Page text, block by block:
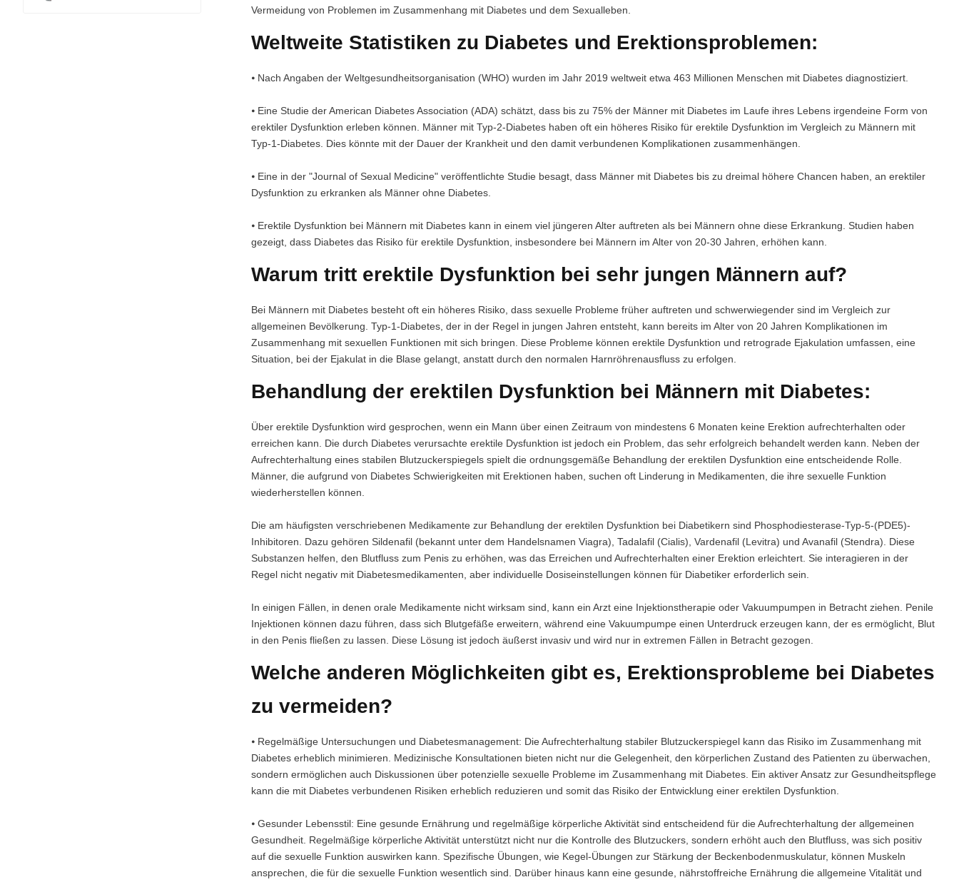
Vermeidung von Problemen im Zusammenhang mit Diabetes und dem Sexualleben.
Weltweite Statistiken zu Diabetes und Erektionsproblemen:
⦁ Nach Angaben der Weltgesundheitsorganisation (WHO) wurden im Jahr 2019 weltweit etwa 463 Millionen Menschen mit Diabetes diagnostiziert.
⦁ Eine Studie der American Diabetes Association (ADA) schätzt, dass bis zu 75% der Männer mit Diabetes im Laufe ihres Lebens irgendeine Form von
erektiler Dysfunktion erleben können. Männer mit Typ-2-Diabetes haben oft ein höheres Risiko für erektile Dysfunktion im Vergleich zu Männern mit
Typ-1-Diabetes. Dies könnte mit der Dauer der Krankheit und den damit verbundenen Komplikationen zusammenhängen.
⦁ Eine in der "Journal of Sexual Medicine" veröffentlichte Studie besagt, dass Männer mit Diabetes bis zu dreimal höhere Chancen haben, an erektiler
Dysfunktion zu erkranken als Männer ohne Diabetes.
⦁ Erektile Dysfunktion bei Männern mit Diabetes kann in einem viel jüngeren Alter auftreten als bei Männern ohne diese Erkrankung. Studien haben
gezeigt, dass Diabetes das Risiko für erektile Dysfunktion, insbesondere bei Männern im Alter von 20-30 Jahren, erhöhen kann.
Warum tritt erektile Dysfunktion bei sehr jungen Männern auf?
Bei Männern mit Diabetes besteht oft ein höheres Risiko, dass sexuelle Probleme früher auftreten und schwerwiegender sind im Vergleich zur
allgemeinen Bevölkerung. Typ-1-Diabetes, der in der Regel in jungen Jahren entsteht, kann bereits im Alter von 20 Jahren Komplikationen im
Zusammenhang mit sexuellen Funktionen mit sich bringen. Diese Probleme können erektile Dysfunktion und retrograde Ejakulation umfassen, eine
Situation, bei der Ejakulat in die Blase gelangt, anstatt durch den normalen Harnröhrenausfluss zu erfolgen.
Behandlung der erektilen Dysfunktion bei Männern mit Diabetes:
Über erektile Dysfunktion wird gesprochen, wenn ein Mann über einen Zeitraum von mindestens 6 Monaten keine Erektion aufrechterhalten oder
erreichen kann. Die durch Diabetes verursachte erektile Dysfunktion ist jedoch ein Problem, das sehr erfolgreich behandelt werden kann. Neben der
Aufrechterhaltung eines stabilen Blutzuckerspiegels spielt die ordnungsgemäße Behandlung der erektilen Dysfunktion eine entscheidende Rolle.
Männer, die aufgrund von Diabetes Schwierigkeiten mit Erektionen haben, suchen oft Linderung in Medikamenten, die ihre sexuelle Funktion
wiederherstellen können.
Die am häufigsten verschriebenen Medikamente zur Behandlung der erektilen Dysfunktion bei Diabetikern sind Phosphodiesterase-Typ-5-(PDE5)-
Inhibitoren. Dazu gehören Sildenafil (bekannt unter dem Handelsnamen Viagra), Tadalafil (Cialis), Vardenafil (Levitra) und Avanafil (Stendra). Diese
Substanzen helfen, den Blutfluss zum Penis zu erhöhen, was das Erreichen und Aufrechterhalten einer Erektion erleichtert. Sie interagieren in der
Regel nicht negativ mit Diabetesmedikamenten, aber individuelle Dosiseinstellungen können für Diabetiker erforderlich sein.
In einigen Fällen, in denen orale Medikamente nicht wirksam sind, kann ein Arzt eine Injektionstherapie oder Vakuumpumpen in Betracht ziehen. Penile
Injektionen können dazu führen, dass sich Blutgefäße erweitern, während eine Vakuumpumpe einen Unterdruck erzeugen kann, der es ermöglicht, Blut
in den Penis fließen zu lassen. Diese Lösung ist jedoch äußerst invasiv und wird nur in extremen Fällen in Betracht gezogen.
Welche anderen Möglichkeiten gibt es, Erektionsprobleme bei Diabetes
zu vermeiden?
⦁ Regelmäßige Untersuchungen und Diabetesmanagement: Die Aufrechterhaltung stabiler Blutzuckerspiegel kann das Risiko im Zusammenhang mit
Diabetes erheblich minimieren. Medizinische Konsultationen bieten nicht nur die Gelegenheit, den körperlichen Zustand des Patienten zu überwachen,
sondern ermöglichen auch Diskussionen über potenzielle sexuelle Probleme im Zusammenhang mit Diabetes. Ein aktiver Ansatz zur Gesundheitspflege
kann die mit Diabetes verbundenen Risiken erheblich reduzieren und somit das Risiko der Entwicklung einer erektilen Dysfunktion.
⦁ Gesunder Lebensstil: Eine gesunde Ernährung und regelmäßige körperliche Aktivität sind entscheidend für die Aufrechterhaltung der allgemeinen
Gesundheit. Regelmäßige körperliche Aktivität unterstützt nicht nur die Kontrolle des Blutzuckers, sondern erhöht auch den Blutfluss, was sich positiv
auf die sexuelle Funktion auswirken kann. Spezifische Übungen, wie Kegel-Übungen zur Stärkung der Beckenbodenmuskulatur, können Muskeln
ansprechen, die für die sexuelle Funktion wesentlich sind. Darüber hinaus kann eine gesunde, nährstoffreiche Ernährung die allgemeine Vitalität und